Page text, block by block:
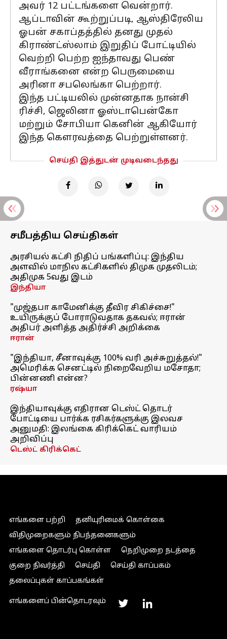
அவர் 12 பட்டங்களை வென்றார்.
ஆப்டாவின் கூற்றுப்படி, ஆஸ்திரேலிய
ஓபன் சகாப்தத்தில் தனது முதல்
கிராண்ட்ஸ்லாம் இறுதிப் போட்டியில்
வெற்றி பெற்ற ஐந்தாவது பெண்
வீராங்கனை என்ற பெருமையை
அரினா சபலெங்கா பெற்றார்.
இந்த பட்டியலில் முன்னதாக நான்சி
ரிச்சி, ஜெலினா ஓஸ்டாபென்கோ
மற்றும் சோபியா கெனின் ஆகியோர்
இந்த கௌரவத்தை பெற்றுள்ளனர்.
செய்தி இத்துடன் முடிவடைந்தது
சமீபத்திய செய்திகள்
அரசியல் கட்சி நிதிப் பங்களிப்பு: இந்திய
அளவில் மாநில கட்சிகளில் திமுக முதலிடம்;
அதிமுக 5வது இடம்
இந்தியா
"முஜ்தபா காமேனிக்கு தீவிர சிகிச்சை!"
உயிருக்குப் போராடுவதாக தகவல்; ஈரான்
அதிபர் அளித்த அதிர்ச்சி அறிக்கை
ஈரான்
"இந்தியா, சீனாவுக்கு 100% வரி அச்சுறுத்தல்!"
அமெரிக்க செனட்டில் நிறைவேறிய மசோதா;
பின்னணி என்ன?
ரஷ்யா
இந்தியாவுக்கு எதிரான டெஸ்ட் தொடர்
போட்டியை பார்க்க ரசிகர்களுக்கு இலவச
அனுமதி: இலங்கை கிரிக்கெட் வாரியம்
அறிவிப்பு
டெஸ்ட் கிரிக்கெட்
எங்களை பற்றி
தனியுரிமைக் கொள்கை
விதிமுறைகளும் நிபந்தனைகளும்
எங்களை தொடர்பு கொள்ள
நெறிமுறை நடத்தை
குறை நிவர்த்தி
செய்தி
செய்தி காப்பகம்
தலைப்புகள் காப்பகங்கள்
எங்களைப் பின்தொடரவும்